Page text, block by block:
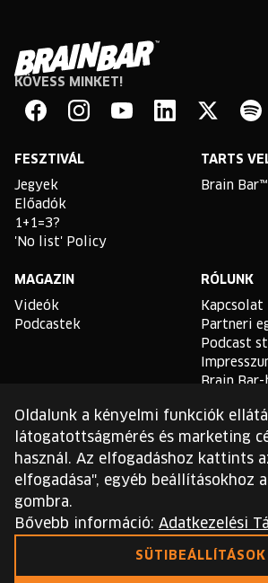
Brain
Bar
KÖVESS MINKET!
FESZTIVÁL
Jegyek
Előadók
1+1=3?
'No list' Policy
TARTS
Brain
MAGAZIN
Videók
Podcastek
RÓLUNK
Kapcsolat
Partneri
Podcast
Brain Bar-
TLDR
Általános Szerződési
Feltételek
Sütikezelési Szabályzat
Adatvédelmi Szabályzat
Ezt a webhelyet a reCAPTCHA védi, és a
Oldalunk a kényelmi funkciók
látogatottságmérés és marketing
használ. Az elfogadáshoz kattints
elfogadása", egyéb beállításokhoz
gombra.
Bővebb információ: Adatkezelési
SÜTIBEÁLLÍTÁSOK